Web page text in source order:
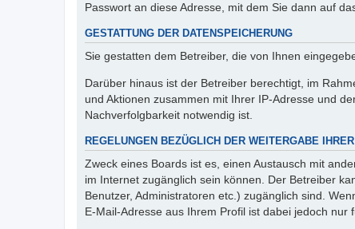
Passwort an diese Adresse, mit dem Sie dann auf
GESTATTUNG DER DATENSPEICHERUNG
Sie gestatten dem Betreiber, die von Ihnen
Darüber hinaus ist der Betreiber berechtigt, im
und Aktionen zusammen mit Ihrer IP-Adresse und
Nachverfolgbarkeit notwendig ist.
REGELUNGEN BEZÜGLICH DER WEITERGABE IHRER
Zweck eines Boards ist es, einen Austausch mit
im Internet zugänglich sein können. Der Betreiber
Benutzer, Administratoren etc.) zugänglich sind.
E-Mail-Adresse aus Ihrem Profil ist dabei jedoch